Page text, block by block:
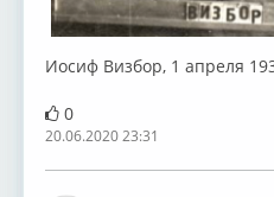
Иосиф Визбор, 1 апреля
0
20.06.2020 23:31